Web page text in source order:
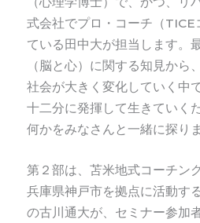
式会社でプロ・コーチ（TICE
ている田中大が担当します。
（脳と心）に関する知見から
社会が大きく変化していく中
十二分に発揮して生きていく
何かをみなさんと一緒に探りま
第２部は、苫米地式コーチン
兵庫県神戸市を拠点に活動す
の古川通大が、セミナー参加